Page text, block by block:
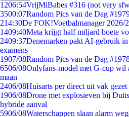
1206:54VrijMiBabes #316 (not very
3500:07Random Pics van de Dag
214:30De FOK!Voetbalmanager 2026/
1409:40Meta krijgt half miljard boete
2409:37Denemarken pakt AI-gebruik
examens
1907/08Random Pics van de Dag
6506/08Onlyfans-model met G-cup wil
maan
2406/08Huisarts per direct uit vak
1906/08Drone met explosieven bij
hybride aanval
5906/08Waterschappen slaan alarm